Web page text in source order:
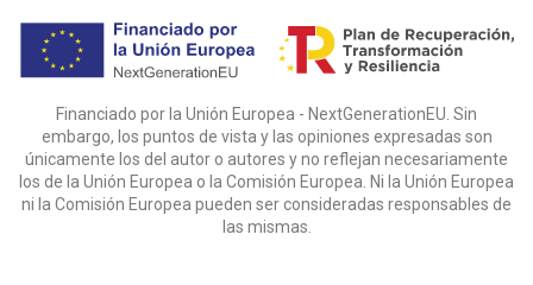
Financiado por la Unión Europea - NextGenerationEU. Sin
embargo, los puntos de vista y las opiniones expresadas son
únicamente los del autor o autores y no reflejan necesariamente
los de la Unión Europea o la Comisión Europea. Ni la Unión Europea
ni la Comisión Europea pueden ser consideradas responsables de
las mismas.